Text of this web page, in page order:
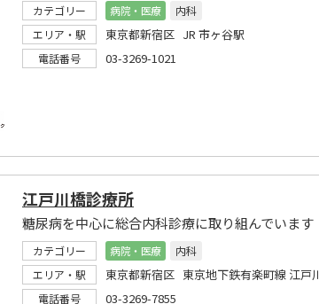
カテゴリー 病院・医療
内科
エリア・駅
東京都新宿区 JR 市ヶ谷駅
電話番号 03-3269-1021
江戸川橋診療所
糖尿病を中心に総合内科診療に取り組んでいます
カテゴリー 病院・医療
内科
エリア・駅
東京都新宿区 東京地下鉄有楽町線 江戸
電話番号 03-3269-7855